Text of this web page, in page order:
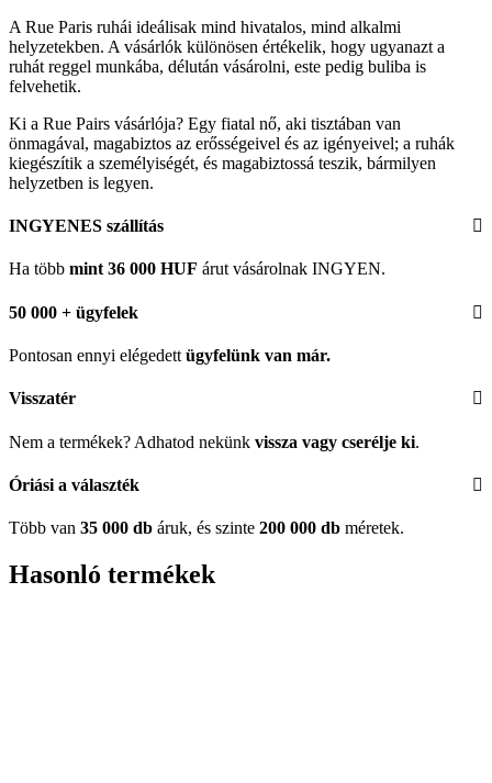
A Rue Paris ruhái ideálisak mind hivatalos, mind alkalmi
helyzetekben. A vásárlók különösen értékelik, hogy ugyanazt a
ruhát reggel munkába, délután vásárolni, este pedig buliba is
felvehetik.
Ki a Rue Pairs vásárlója? Egy fiatal nő, aki tisztában van
önmagával, magabiztos az erősségeivel és az igényeivel; a ruhák
kiegészítik a személyiségét, és magabiztossá teszik, bármilyen
helyzetben is legyen.
INGYENES szállítás
Ha több mint 36 000 HUF árut vásárolnak INGYEN.
50 000 + ügyfelek
Pontosan ennyi elégedett ügyfelünk van már.
Visszatér
Nem a termékek? Adhatod nekünk vissza vagy cserélje ki.
Óriási a választék
Több van 35 000 db áruk, és szinte 200 000 db méretek.
Hasonló termékek